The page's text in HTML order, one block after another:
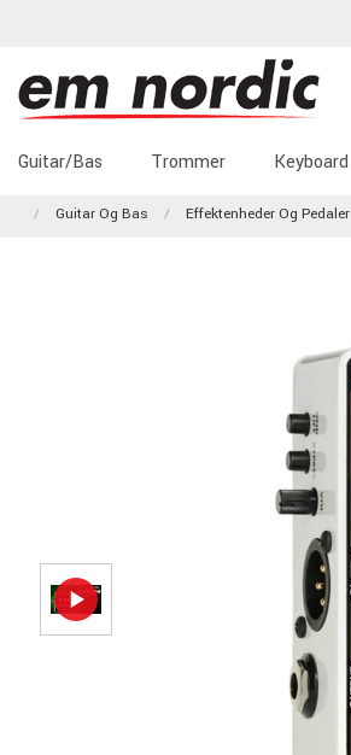
Guitar/Bas Trommer Keyboard
Guitar Og Bas Effektenheder Og Pedaler